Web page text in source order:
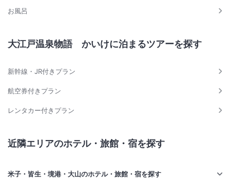
お風呂
大江戸温泉物語 かいけに泊まるツアーを探す
新幹線・JR付きプラン
航空券付きプラン
レンタカー付きプラン
近隣エリアのホテル・旅館・宿を探す
米子・皆生・境港・大山のホテル・旅館・宿を探す